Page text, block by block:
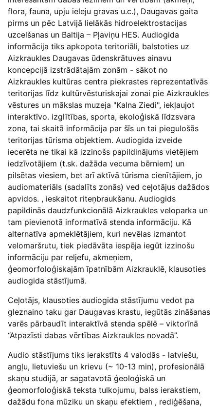
flora, fauna, upju ieleju gravas u.c.), Daugavas gaita
pirms un pēc Latvijā lielākās hidroelektrostacijas
uzcelšanas un Baltija – Pļaviņu HES. Audiogida
informācija tiks apkopota teritoriāli, balstoties uz
Aizkraukles Daugavas ūdenskrātuves ainavu
koncepcijā izstrādātajām zonām - sākot no
Aizkraukles kultūras centra piekrastes reprezentatīvās
teritorijas līdz kultūrvēsturiskajai zonai pie Aizkraukles
vēstures un mākslas muzeja "Kalna Ziedi", iekļaujot
interaktīvo. izglītības, sporta, ekoloģiskā līdzsvara
zona, tai skaitā informācija par šīs un tai piegulošās
teritorijas tūrisma objektiem. Audiogida izveide
iecerēta ne tikai kā izzinošs papildinājums vietējiem
iedzīvotājiem (t.sk. dažāda vecuma bērniem) un
pilsētas viesiem, bet arī aktīvā tūrisma cienītājiem, jo
audiomateriāls (sadalīts zonās) ved ceļotājus dažādos
apvidos. , ieskaitot riteņbraukšanu. Audiogids
papildinās daudzfunkcionālā Aizkraukles veloparka un
tam pievienotā informatīvā stenda informāciju. Kā
alternatīva apmeklētājiem, kuri nevēlas izmantot
velomaršrutu, tiek piedāvāta iespēja iegūt izzinošu
informāciju par reljefu, akmeņiem,
ģeomorfoloģiskajām īpatnībām Aizkrauklē, klausoties
audiogida stāstījumā.
Ceļotājs, klausoties audiogida stāstījumu vedot pa
gleznaino taku gar Daugavas krastu, iegūtās zināšanas
varēs pārbaudīt interaktīvā stenda spēlē – viktorīnā
“Atpazīsti dabas vērtības Aizkraukles novadā”.
Audio stāstījums tiks ierakstīts 4 valodās - latviešu,
angļu, lietuviešu un krievu (~ 10-13 min), profesionālā
skaņu studijā, ar sagatavotā ģeoloģiskā un
ģeomorfoloģiskā teksta tulkojumu, balss ierakstiem,
dažādu fona mūziku un skaņu efektiem , rediģēšana,